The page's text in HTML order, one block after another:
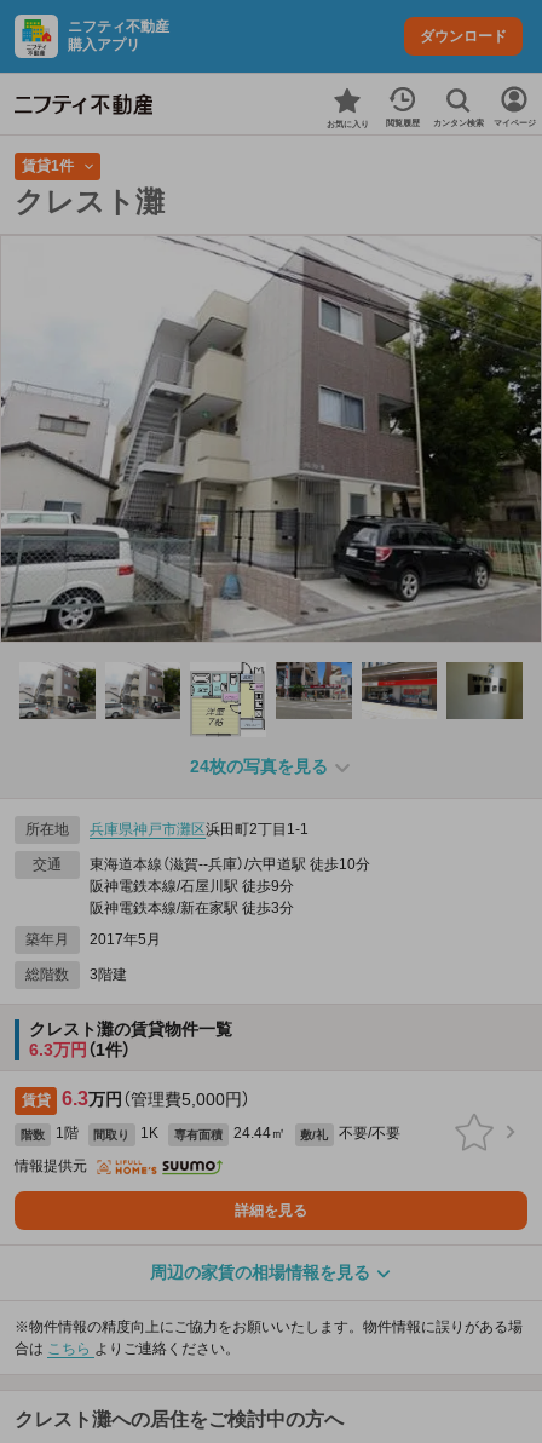
ニフティ不動産
購入アプリ
ダウンロード
お気に入り 閲覧履歴 カンタン検索 マイページ
賃貸1件
クレスト灘
24枚の写真を見る
所在地 兵庫県神戸市灘区浜田町2丁目1-1
交通
東海道本線（滋賀--兵庫）/六甲道駅 徒歩10分
阪神電鉄本線/石屋川駅 徒歩9分
阪神電鉄本線/新在家駅 徒歩3分
築年月
2017年5月
総階数 3階建
クレスト灘の賃貸物件一覧
6.3万円 （1件）
賃貸 6.3万円 （管理費5,000円）
階数 1階 間取り 1K 専有面積 24.44㎡ 敷/礼
不要/不要
情報提供元
詳細を見る
周辺の家賃の相場情報を見る
※物件情報の精度向上にご協力をお願いいたします。物件情報に誤りがある場
合は こちら よりご連絡ください。
クレスト灘への居住をご検討中の方へ